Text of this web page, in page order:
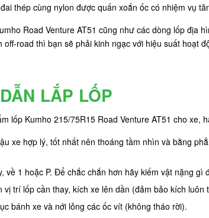
thép cùng nylon được quấn xoắn ốc có nhiệm vụ
Road Venture AT51 cũng như các dòng lốp địa
off-road thì bạn sẽ phải kinh ngạc với hiệu suất hoạt
LẮP LỐP
lốp Kumho 215/75R15 Road Venture AT51 cho xe,
xe hợp lý, tốt nhất nên thoáng tầm nhìn và bằng
về 1 hoặc P. Để chắc chắn hơn hãy kiếm vật nặng
vị trí lốp cần thay, kích xe lên dần (đảm bảo kích
bánh xe và nới lỏng các ốc vít (không tháo rời).